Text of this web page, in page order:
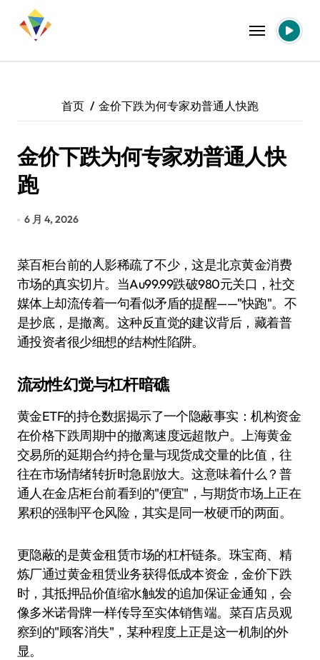
首页 金价下跌为何专家劝普通人快跑
金价下跌为何专家劝普通人快
跑
6 月 4, 2026
菜百柜台前的人影稀疏了不少，这是北京黄金消费
市场的真实切片。当Au99.99跌破980元关口，社交
媒体上却流传着一句看似矛盾的提醒——"快跑"。不
是抄底，是撤离。这种反直觉的建议背后，藏着普
通投资者很少细想的结构性陷阱。
流动性幻觉与杠杆暗礁
黄金ETF的持仓数据揭示了一个隐蔽事实：机构资金
在价格下跌周期中的撤离速度远超散户。上海黄金
交易所的延期合约持仓量与现货成交量的比值，往
往在市场情绪转折时急剧放大。这意味着什么？普
通人在金店柜台前看到的"便宜"，与期货市场上正在
累积的强制平仓风险，其实是同一枚硬币的两面。
更隐蔽的是黄金租赁市场的杠杆链条。珠宝商、精
炼厂通过黄金租赁业务获得低成本资金，金价下跌
时，其抵押品价值缩水触发的追加保证金通知，会
像多米诺骨牌一样传导至实体销售端。菜百店员观
察到的"顾客消失"，某种程度上正是这一机制的外
显。